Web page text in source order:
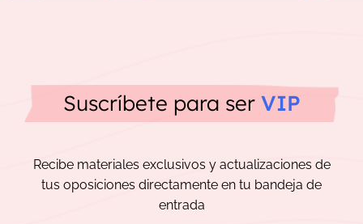
Suscríbete para ser VIP
Recibe materiales exclusivos y actualizaciones de
tus oposiciones directamente en tu bandeja de
entrada